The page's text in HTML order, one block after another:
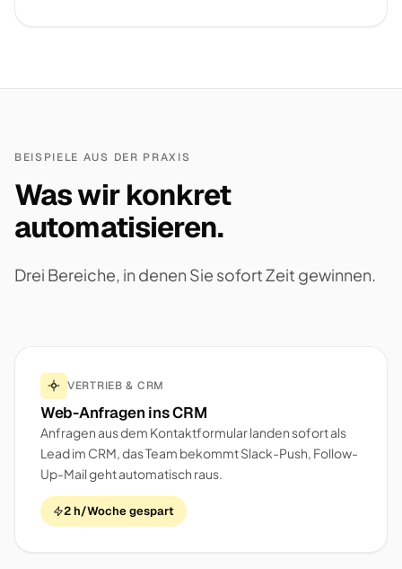
BEISPIELE AUS DER PRAXIS
Was wir konkret
automatisieren.
Drei Bereiche, in denen Sie sofort Zeit gewinnen.
VERTRIEB & CRM
Web-Anfragen ins CRM
Anfragen aus dem Kontaktformular landen sofort als
Lead im CRM, das Team bekommt Slack-Push, Follow-
Up-Mail geht automatisch raus.
2 h/Woche gespart